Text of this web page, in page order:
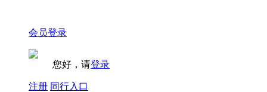
会员登录
您好，请登录
注册 同行入口